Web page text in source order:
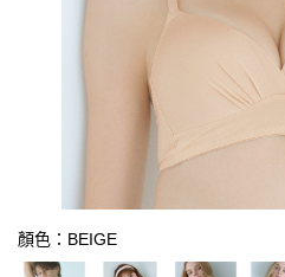
顏色：BEIGE